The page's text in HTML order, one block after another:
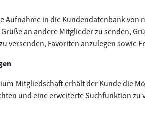
Aufnahme in die Kundendatenbank
an andere Mitglieder zu senden,
versenden, Favoriten anzulegen sowie
Mitgliedschaft erhält der Kunde die
und eine erweiterte Suchfunktion